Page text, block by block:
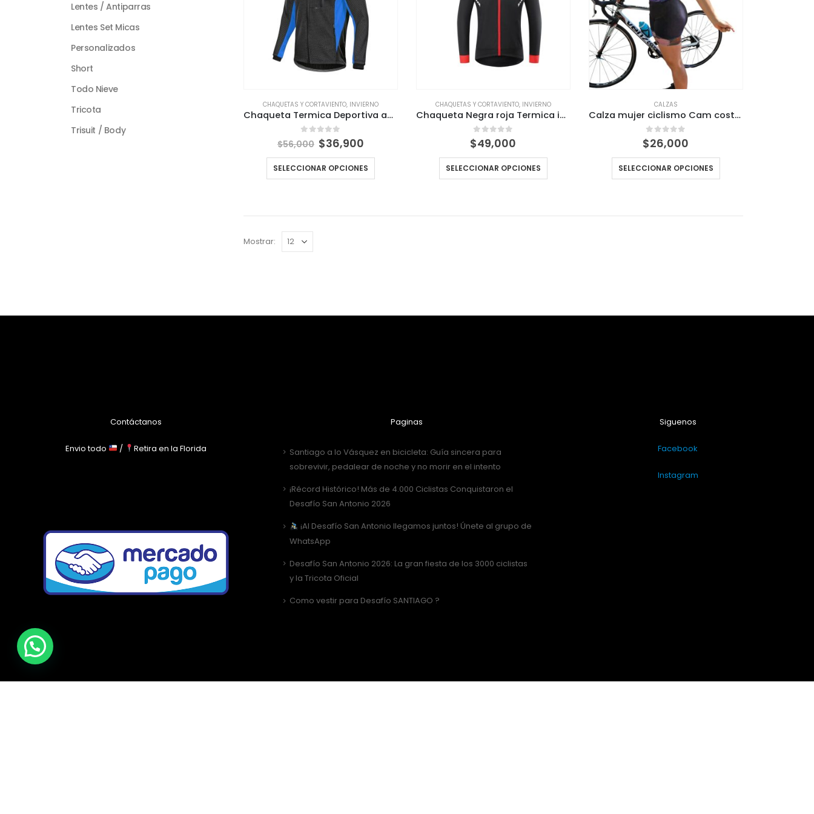
CHAQUETAS Y CORTAVIENTO, INVIERNO
Chaqueta Termica Deportiva azul 6 bolsillos zona frontal impermeable
out of 5
$56,000 El
precio
original
era:
$36,900
precio
actual
es:
SELECCIONAR OPCIONES
CHAQUETAS Y CORTAVIENTO, INVIERNO
Chaqueta Negra roja Termica impermeable Deportiva 5 bolsillos
0 out of 5
$49,000
SELECCIONAR OPCIONES
CALZAS
Calza mujer ciclismo Cam costuras reforzadas
0out of 5
$26,000
SELECCIONAR OPCIONES
Mostrar:
Lentes / Antiparras
Lentes Set Micas
Personalizados
Short
Todo Nieve
Tricota
Trisuit / Body
Contáctanos
Envio todo / Retira en la Florida
Paginas
Santiago a lo Vásquez en bicicleta: Guía sincera para
sobrevivir, pedalear de noche y no morir en el intento
¡Récord Histórico! Más de 4.000 Ciclistas Conquistaron el
Desafío San Antonio 2026
¡Al Desafío San Antonio llegamos juntos! Únete al grupo de
WhatsApp
Desafío San Antonio 2026: La gran fiesta de los 3000 ciclistas
y la Tricota Oficial
Como vestir para Desafío SANTIAGO ?
Siguenos
Facebook
Instagram